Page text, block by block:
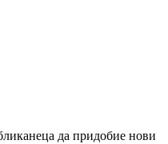
да придобие нови